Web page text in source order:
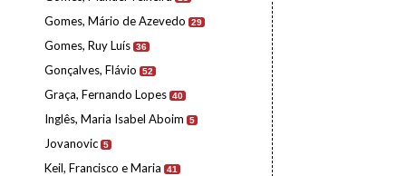
Gomes, Mário de Azevedo 29
Gomes, Ruy Luís 36
Gonçalves, Flávio 52
Graça, Fernando Lopes 40
Inglês, Maria Isabel Aboim 5
Jovanovic 5
Keil, Francisco e Maria 41